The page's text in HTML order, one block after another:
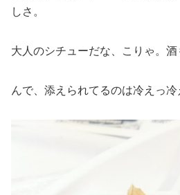
しさ。
大人のシチューだな、こりゃ。酒
んで、添えられてるのは冷えっ冷